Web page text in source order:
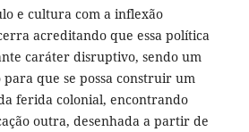
e cultura com a inflexão
acreditando que essa política
caráter disruptivo, sendo um
que se possa construir um
ferida colonial, encontrando
outra, desenhada a partir de